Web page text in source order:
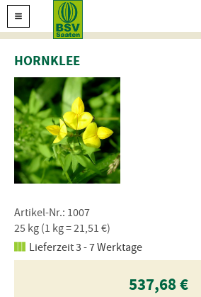
HORNKLEE
Artikel-Nr.: 1007
25 kg (1 kg = 21,51 €)
Lieferzeit 3 - 7 Werktage
537,68 €